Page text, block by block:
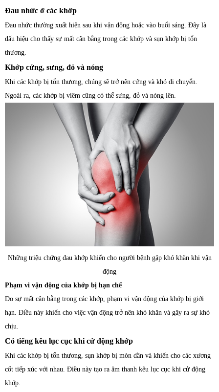
Đau nhức ở các khớp
Đau nhức thường xuất hiện sau khi vận động hoặc vào buổi sáng. Đây là
dấu hiệu cho thấy sự mất cân bằng trong các khớp và sụn khớp bị tổn
thương.
Khớp cứng, sưng, đỏ và nóng
Khi các khớp bị tổn thương, chúng sẽ trở nên cứng và khó di chuyển.
Ngoài ra, các khớp bị viêm cũng có thể sưng, đỏ và nóng lên.
Những triệu chứng đau khớp khiến cho người bệnh gặp khó khăn khi vận
động
Phạm vi vận động của khớp bị hạn chế
Do sự mất cân bằng trong các khớp, phạm vi vận động của khớp bị giới
hạn. Điều này khiến cho việc vận động trở nên khó khăn và gây ra sự khó
chịu.
Có tiếng kêu lục cục khi cử động khớp
Khi các khớp bị tổn thương, sụn khớp bị mòn dần và khiến cho các xương
cốt tiếp xúc với nhau. Điều này tạo ra âm thanh kêu lục cục khi cử động
khớp.